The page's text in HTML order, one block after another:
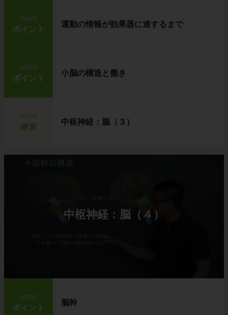
step2
ポイント
運動の情報が効果器に達するまで
step3
ポイント
小脳の構造と働き
練習
中枢神経：脳（３）
中枢神経：脳（４）
step1
ポイント
脳幹